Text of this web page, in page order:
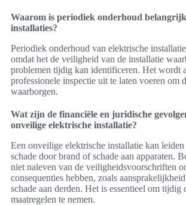
Waarom is periodiek onderhoud
installaties?
Periodiek onderhoud van elektrische
omdat het de veiligheid van de installatie
problemen tijdig kan identificeren. Het wordt
professionele inspectie uit te laten voeren om
waarborgen.
Wat zijn de financiële en juridische
onveilige elektrische installatie?
Een onveilige elektrische installatie kan
schade door brand of schade aan apparaten.
niet naleven van de veiligheidsvoorschriften
consequenties hebben, zoals
schade aan derden. Het is essentieel om tijdig
maatregelen te nemen.